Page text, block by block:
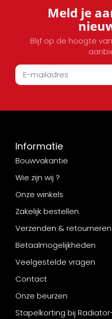
Meld je
Blijf op de hoogte
Informatie
Bouwvakantie
Wie zijn wij ?
Onze winkels
Zakelijk bestellen
Verzenden & retourneren
Betaalmogelijkheden
Veelgestelde vragen
Contact
Onze beurzen
Stapelkorting bij